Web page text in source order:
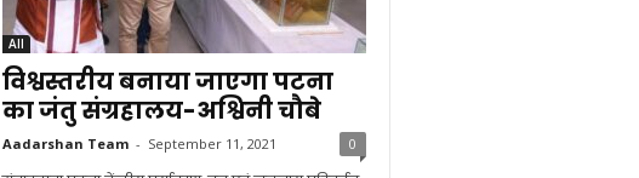
All
विश्वस्तरीय बनाया जाएगा पटना
का जंतु संग्रहालय-अश्विनी चौबे
Aadarshan Team - September 11, 2021 0